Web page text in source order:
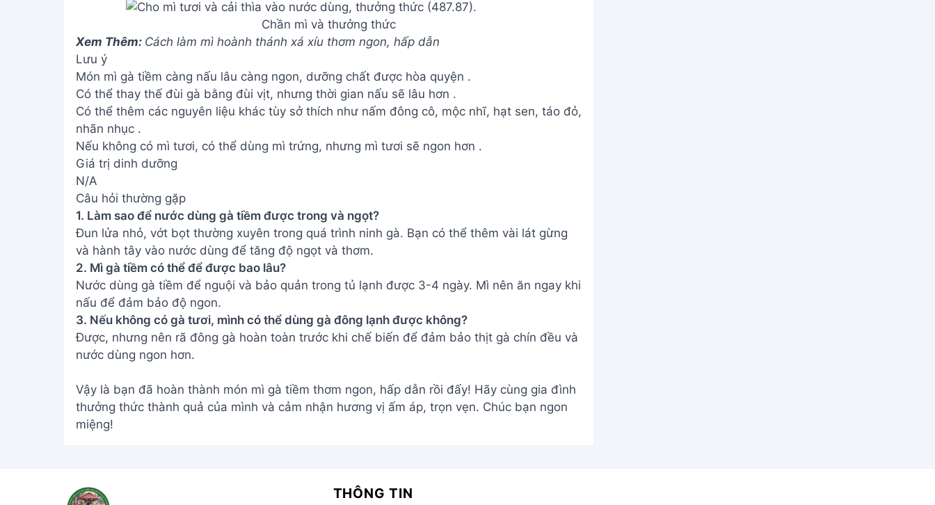
Chần mì và thưởng thức
Xem Thêm: Cách làm mì hoành thánh xá xíu thơm ngon, hấp dẫn
Lưu ý
Món mì gà tiềm càng nấu lâu càng ngon, dưỡng chất được hòa quyện .
Có thể thay thế đùi gà bằng đùi vịt, nhưng thời gian nấu sẽ lâu hơn .
Có thể thêm các nguyên liệu khác tùy sở thích như nấm đông cô, mộc nhĩ, hạt sen, táo đỏ,
nhãn nhục .
Nếu không có mì tươi, có thể dùng mì trứng, nhưng mì tươi sẽ ngon hơn .
Giá trị dinh dưỡng
N/A
Câu hỏi thường gặp
1. Làm sao để nước dùng gà tiềm được trong và ngọt?
Đun lửa nhỏ, vớt bọt thường xuyên trong quá trình ninh gà. Bạn có thể thêm vài lát gừng
và hành tây vào nước dùng để tăng độ ngọt và thơm.
2. Mì gà tiềm có thể để được bao lâu?
Nước dùng gà tiềm để nguội và bảo quản trong tủ lạnh được 3-4 ngày. Mì nên ăn ngay khi
nấu để đảm bảo độ ngon.
3. Nếu không có gà tươi, mình có thể dùng gà đông lạnh được không?
Được, nhưng nên rã đông gà hoàn toàn trước khi chế biến để đảm bảo thịt gà chín đều và
nước dùng ngon hơn.
Vậy là bạn đã hoàn thành món mì gà tiềm thơm ngon, hấp dẫn rồi đấy! Hãy cùng gia đình
thưởng thức thành quả của mình và cảm nhận hương vị ấm áp, trọn vẹn. Chúc bạn ngon
miệng!
THÔNG TIN